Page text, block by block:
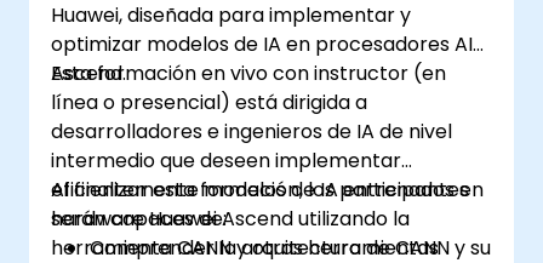
Huawei, diseñada para implementar y
optimizar modelos de IA en procesadores AI
Ascend.
Esta formación en vivo con instructor (en
línea o presencial) está dirigida a
desarrolladores e ingenieros de IA de nivel
intermedio que deseen implementar
eficientemente modelos de IA entrenados en
hardware Huawei Ascend utilizando la
herramienta CANN y otras herramientas
Al finalizar esta formación, los participantes
serán capaces de:
Comprender la arquitectura de CANN y su